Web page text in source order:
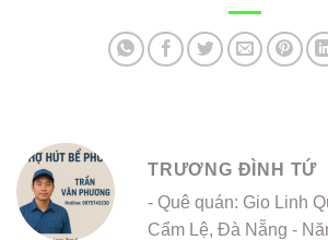
TRƯƠNG ĐÌNH TỨ
- Quê quán: Gio Linh
Cẩm Lệ, Đà Nẵng -